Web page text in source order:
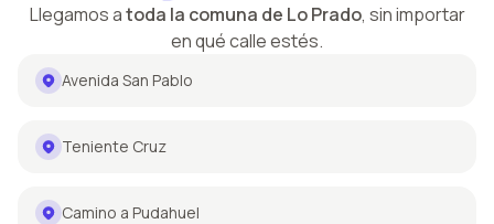
Llegamos atoda la comuna de Lo Prado, sin importar
en qué calle estés.
Avenida San Pablo
Teniente Cruz
Camino a Pudahuel